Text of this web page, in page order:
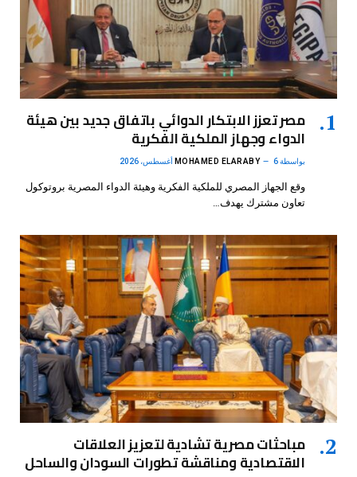
مصر تعزز الابتكار الدوائي باتفاق جديد بين هيئة
الدواء وجهاز الملكية الفكرية
بواسطة MOHAMED ELARABY 6 أغسطس، 2026
وقع الجهاز المصري للملكية الفكرية وهيئة الدواء المصرية بروتوكول
تعاون مشترك يهدف…
مباحثات مصرية تشادية لتعزيز العلاقات
الاقتصادية ومناقشة تطورات السودان والساحل